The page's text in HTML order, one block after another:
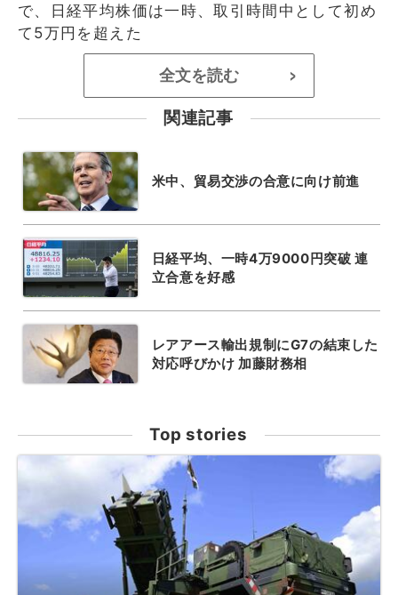
で、日経平均株価は一時、取引時間中として初め
て5万円を超えた
全文を読む >
関連記事
米中、貿易交渉の合意に向け前進
日経平均、一時4万9000円突破 連
立合意を好感
レアアース輸出規制にG7の結束した
対応呼びかけ 加藤財務相
Top stories